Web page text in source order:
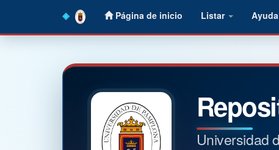
Página de inicio Listar Ayuda
Universidad